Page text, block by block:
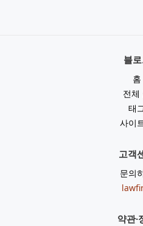
블
홈
전체
태
사이
고객
문의
약관·